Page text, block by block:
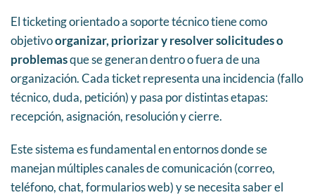
El ticketing orientado a soporte técnico tiene como
objetivoorganizar, priorizar y resolver solicitudes o
problemasque se generan dentro o fuera de una
organización. Cada ticket representa una incidencia (fallo
técnico, duda, petición) y pasa por distintas etapas:
recepción, asignación, resolución y cierre.
Este sistema es fundamental en entornos donde se
manejan múltiples canales de comunicación (correo,
teléfono, chat, formularios web) y se necesita saber el